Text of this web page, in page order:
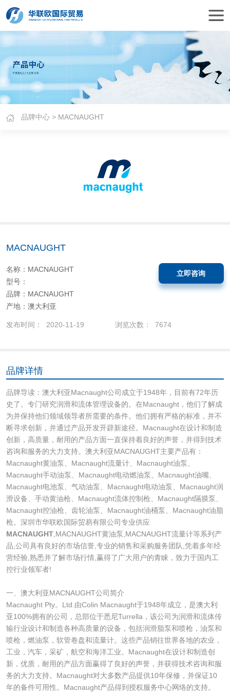
品牌中心 > MACNAUGHT
MACNAUGHT
名称：MACNAUGHT
型号：
品牌：MACNAUGHT
产地：澳大利亚
立即咨询
发布时间： 2020-11-19 浏览次数： 7674
品牌详情
品牌导读：澳大利亚Macnaught公司成立于1948年，目前有72年历
史了。专门研究润滑和流体管理设备的。在Macnaught，他们了解成
为并保持他们领域领导者所需要的条件。他们拥有严格的标准，并不
断寻求创新，并通过产品开发开辟新途径。Macnaught在设计和制造
创新，高质量，耐用的产品方面一直保持着良好的声誉，并得到技术
咨询和服务的大力支持。澳大利亚MACNAUGHT主要产品有：
Macnaught黄油泵、Macnaught流量计、Macnaught油泵、
Macnaught手动油泵、Macnaught电动燃油泵、Macnaught油嘴、
Macnaught电池泵、气动油泵、Macnaught电动油泵、Macnaught润
滑设备、手动黄油枪、Macnaught流体控制枪、Macnaught隔膜泵、
Macnaught控油枪、齿轮油泵、Macnaught油桶泵、Macnaught油脂
枪。深圳市华联欧国际贸易有限公司专业供应
MACNAUGHT,MACNAUGHT黄油泵,MACNAUGHT流量计等系列产
品,公司具有良好的市场信誉,专业的销售和采购服务团队,凭着多年经
营经验,熟悉并了解市场行情,赢得了广大用户的青睐，致力于国内工
控行业领军者!
一、澳大利亚MACNAUGHT公司简介
Macnaught Pty。Ltd.由Colin Macnaught于1948年成立，是澳大利
亚100%拥有的公司，总部位于悉尼Turrella，该公司为润滑和流体传
输行业设计和制造各种高质量的设备，包括润滑脂泵和喷枪，油泵和
喷枪，燃油泵，软管卷盘和流量计。这些产品销往世界各地的农业，
工业，汽车，采矿，航空和海洋工业。Macnaught在设计和制造创
新，优质，耐用的产品方面赢得了良好的声誉，并获得技术咨询和服
务的大力支持。Macnaught对大多数产品提供10年保修，并保证10
年的备件可用性。Macnaught产品得到授权服务中心网络的支持。